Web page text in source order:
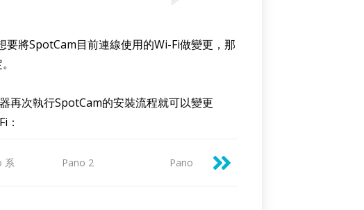
將SpotCam目前連線使用的Wi-Fi做變更，那
再次執行SpotCam的安裝流程就可以變更
：
系
Pano 2 Pano 3